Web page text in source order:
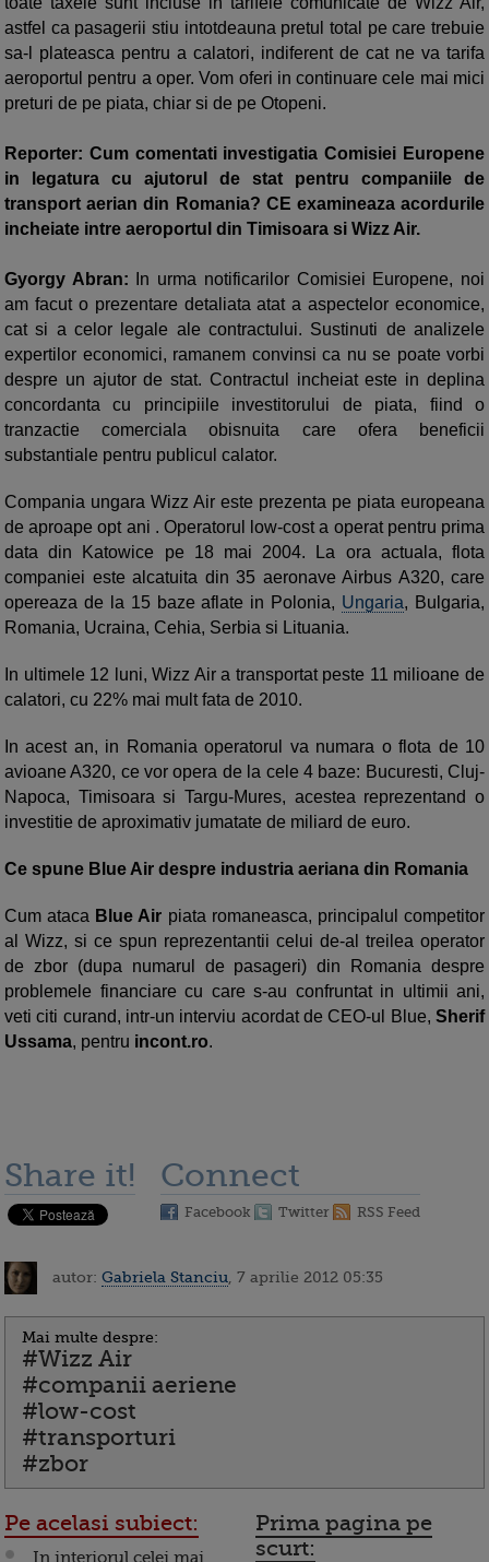
astfel ca pasagerii stiu intotdeauna pretul total pe care trebuie
sa-l plateasca pentru a calatori, indiferent de cat ne va tarifa
aeroportul pentru a oper. Vom oferi in continuare cele mai mici
preturi de pe piata, chiar si de pe Otopeni.
Reporter: Cum comentati investigatia Comisiei Europene
in legatura cu ajutorul de stat pentru companiile de
transport aerian din Romania? CE examineaza acordurile
incheiate intre aeroportul din Timisoara si Wizz Air.
Gyorgy Abran:
In urma notificarilor Comisiei Europene, noi
am facut o prezentare detaliata atat a aspectelor economice,
cat si a celor legale ale contractului. Sustinuti de analizele
expertilor economici, ramanem convinsi ca nu se poate vorbi
despre un ajutor de stat. Contractul incheiat este in deplina
concordanta cu principiile investitorului de piata, fiind o
tranzactie comerciala obisnuita care ofera beneficii
substantiale pentru publicul calator.
Compania ungara Wizz Air este prezenta pe piata europeana
de aproape opt ani . Operatorul low-cost a operat pentru prima
data din Katowice pe 18 mai 2004. La ora actuala, flota
companiei este alcatuita din 35 aeronave Airbus A320, care
opereaza de la 15 baze aflate in Polonia, Ungaria, Bulgaria,
Romania, Ucraina, Cehia, Serbia si Lituania.
In ultimele 12 luni, Wizz Air a transportat peste 11 milioane de
calatori, cu 22% mai mult fata de 2010.
In acest an, in Romania operatorul va numara o flota de 10
avioane A320, ce vor opera de la cele 4 baze: Bucuresti, Cluj-
Napoca, Timisoara si Targu-Mures, acestea reprezentand o
investitie de aproximativ jumatate de miliard de euro.
Ce spune Blue Air despre industria aeriana din Romania
Cum ataca Blue Air piata romaneasca, principalul competitor
al Wizz, si ce spun reprezentantii celui de-al treilea operator
de zbor (dupa numarul de pasageri) din Romania despre
problemele financiare cu care s-au confruntat in ultimii ani,
veti citi curand, intr-un interviu acordat de CEO-ul Blue, Sherif
Ussama, pentru incont.ro.
Share it! Connect
Facebook Twitter RSS Feed
autor: Gabriela Stanciu , 7 aprilie 2012 05:35
Mai multe despre:
#Wizz Air
#companii aeriene
#low-cost
#transporturi
#zbor
Pe acelasi subiect:
In interiorul celei mai
Prima pagina pe
scurt: